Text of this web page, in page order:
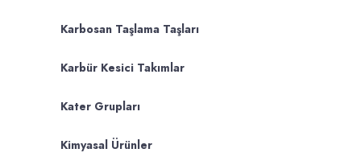
Karbosan Taşlama Taşları
Karbür Kesici Takımlar
Kater Grupları
Kimyasal Ürünler